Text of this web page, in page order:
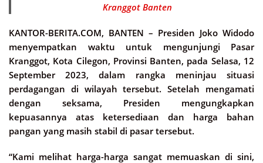
Kranggot Banten
KANTOR-BERITA.COM, BANTEN – Presiden Joko Widodo
menyempatkan waktu untuk mengunjungi Pasar
Kranggot, Kota Cilegon, Provinsi Banten, pada Selasa, 12
September 2023, dalam rangka meninjau situasi
perdagangan di wilayah tersebut. Setelah mengamati
dengan seksama, Presiden mengungkapkan
kepuasannya atas ketersediaan dan harga bahan
pangan yang masih stabil di pasar tersebut.
“Kami melihat harga-harga sangat memuaskan di sini,